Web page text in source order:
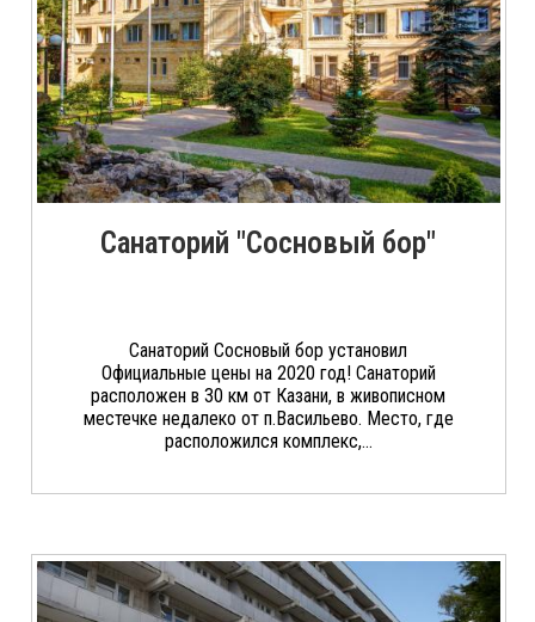
Санаторий "Сосновый бор"
Санаторий Сосновый бор установил
Официальные цены на 2020 год! Санаторий
расположен в 30 км от Казани, в живописном
местечке недалеко от п.Васильево. Место, где
расположился комплекс,...